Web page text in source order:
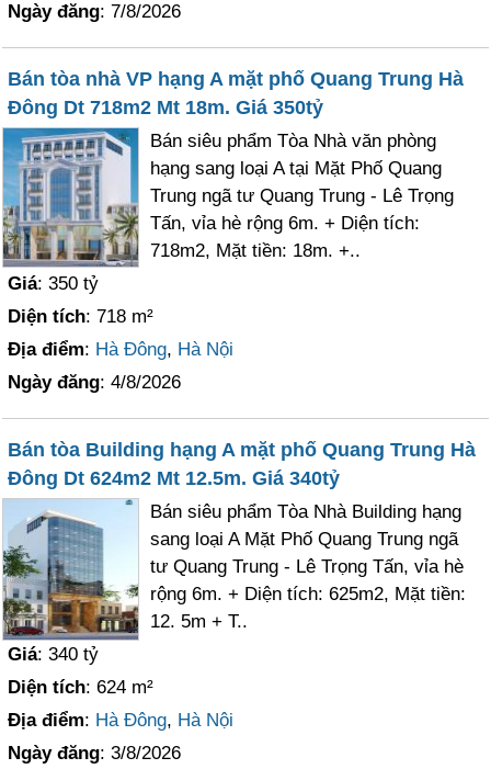
Ngày đăng: 7/8/2026
Bán tòa nhà VP hạng A mặt phố Quang Trung Hà
Đông Dt 718m2 Mt 18m. Giá 350tỷ
Bán siêu phẩm Tòa Nhà văn phòng
hạng sang loại A tại Mặt Phố Quang
Trung ngã tư Quang Trung - Lê Trọng
Tấn, vỉa hè rộng 6m. + Diện tích:
718m2, Mặt tiền: 18m. +..
Giá: 350 tỷ
Diện tích: 718 m²
Địa điểm: Hà Đông, Hà Nội
Ngày đăng: 4/8/2026
Bán tòa Building hạng A mặt phố Quang Trung Hà
Đông Dt 624m2 Mt 12.5m. Giá 340tỷ
Bán siêu phẩm Tòa Nhà Building hạng
sang loại A Mặt Phố Quang Trung ngã
tư Quang Trung - Lê Trọng Tấn, vỉa hè
rộng 6m. + Diện tích: 625m2, Mặt tiền:
12. 5m + T..
Giá: 340 tỷ
Diện tích: 624 m²
Địa điểm: Hà Đông, Hà Nội
Ngày đăng: 3/8/2026